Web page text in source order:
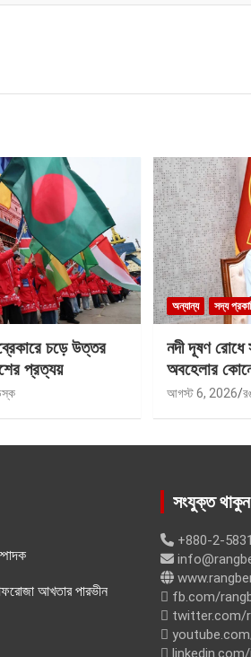
চড়ে উত্তর
প্রত্যয়
অন্যান্য সদ্য
নদী দূষণ রোধে
অবহেলার
আগস্ট 6, 2026
আখতার পারভীন
সংযুক্ত থাকুন
+880-2-
fb.com/
twitter.com/